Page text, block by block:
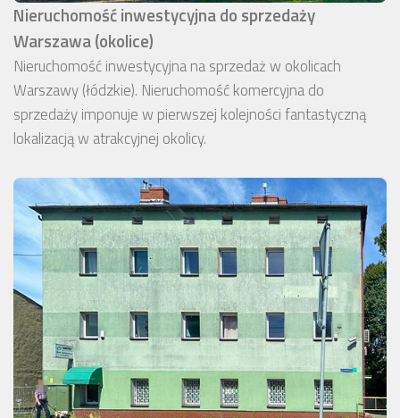
Nieruchomość inwestycyjna do sprzedaży
Warszawa (okolice)
Nieruchomość inwestycyjna na sprzedaż w okolicach
Warszawy (łódzkie). Nieruchomość komercyjna do
sprzedaży imponuje w pierwszej kolejności fantastyczną
lokalizacją w atrakcyjnej okolicy.